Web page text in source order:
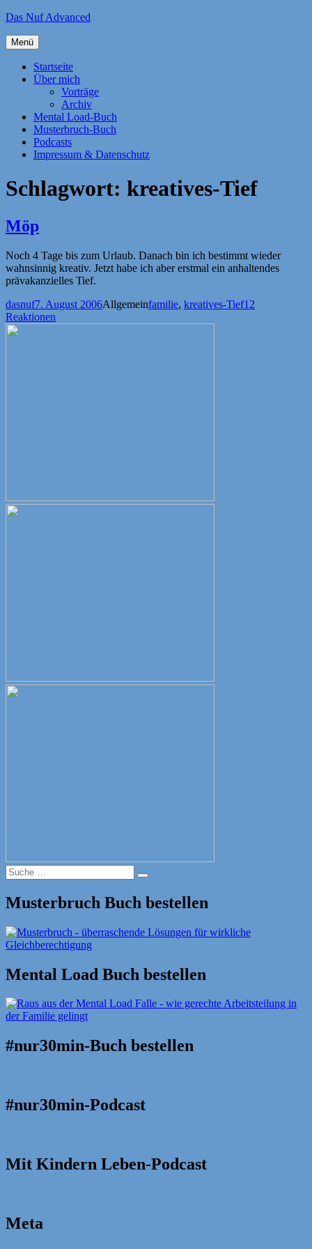
Zum
springen
Das Nuf Advanced
Menü
Startseite
Über mich
Vorträge
Archiv
Mental Load-Buch
Musterbruch-Buch
Podcasts
Impressum & Datenschutz
Schlagwort: kreatives-Tief
Möp
Noch 4 Tage bis zum Urlaub. Danach bin ich bestimmt wieder
wahnsinnig kreativ. Jetzt habe ich aber erstmal ein anhaltendes
prävakanzielles Tief.
Autor
dasnufVeröffentlicht
am
7. August 2006Kategorien
AllgemeinSchlagwörter
familie, kreatives-Tief12
Reaktionen
Suche
nach:
Suche
Musterbruch Buch bestellen
Mental Load Buch bestellen
#nur30min-Buch bestellen
#nur30min-Podcast
Mit Kindern Leben-Podcast
Meta